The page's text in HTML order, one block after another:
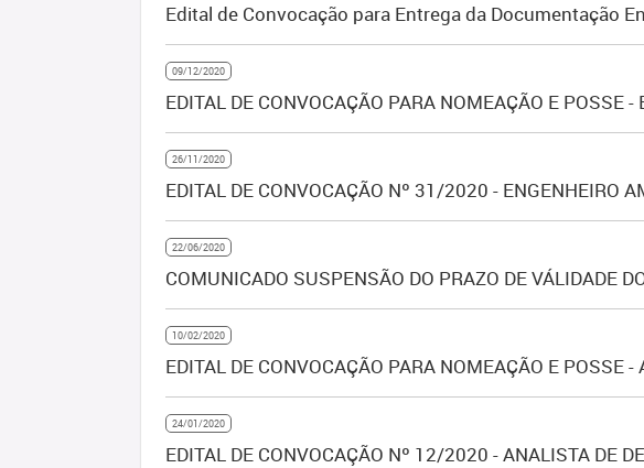
Edital de Convocação para Entrega da Documentação
09/12/2020
EDITAL DE CONVOCAÇÃO PARA NOMEAÇÃO E POSSE
26/11/2020
EDITAL DE CONVOCAÇÃO Nº 31/2020 - ENGENHEIRO
22/06/2020
COMUNICADO SUSPENSÃO DO PRAZO DE VÁLIDADE
10/02/2020
EDITAL DE CONVOCAÇÃO PARA NOMEAÇÃO E POSSE
24/01/2020
EDITAL DE CONVOCAÇÃO Nº 12/2020 - ANALISTA DE